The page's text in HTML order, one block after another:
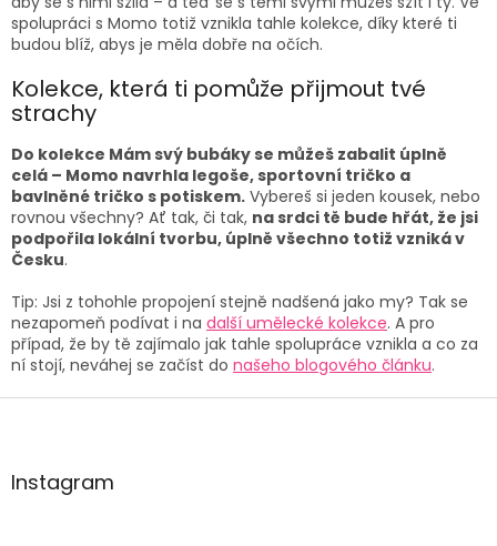
v
k
v
ý
i
s
u
spolupráci s Momo totiž vznikla tahle kolekce, díky které ti
budou blíž, abys je měla dobře na očích.
Kolekce, která ti pomůže přijmout tvé
strachy
Do kolekce Mám svý bubáky se můžeš zabalit úplně
celá – Momo navrhla legoše, sportovní tričko a
bavlněné tričko s potiskem. Vybereš si jeden kousek, nebo
rovnou všechny? Ať tak, či tak, na srdci tě bude hřát, že jsi
podpořila lokální tvorbu, úplně všechno totiž vzniká v
Česku.
Tip: Jsi z tohohle propojení stejně nadšená jako my? Tak se
nezapomeň podívat i na další umělecké kolekce. A pro
případ, že by tě zajímalo jak tahle spolupráce vznikla a co za
ní stojí, neváhej se začíst do našeho blogového článku.
Z
aInstagram